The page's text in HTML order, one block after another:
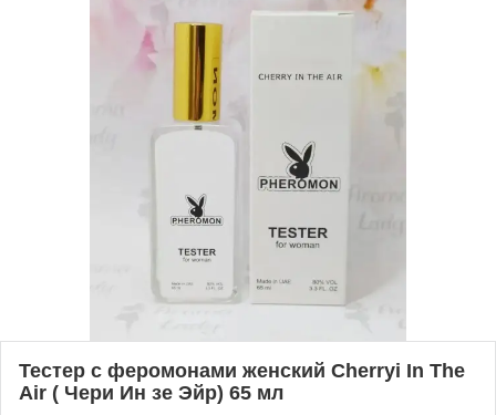
Тестер с феромонами женский Cherryi In The
Air ( Чери Ин зе Эйр) 65 мл